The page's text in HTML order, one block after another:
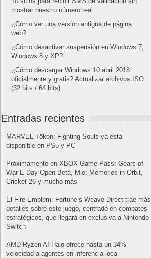
mostrar nuestro número real
¿Cómo ver una versión antigua de página
web?
¿Cómo desactivar suspensión en Windows 7,
Windows 8 y XP?
¿Cómo descargar Windows 10 abril 2018
oficialmente y gratis? Actualizar archivos ISO
(32 bits / 64 bits)
Entradas recientes
MARVEL Tōkon: Fighting Souls ya está
disponible en PS5 y PC
Próximamente en XBOX Game Pass: Gears of
War E-Day Open Beta, Mio: Memories in Orbit,
Cricket 26 y mucho más
El Fire Emblem: Fortune’s Weave Direct trae más
detalles sobre este juego, centrado en combates
estratégicos, que llegará en exclusiva a Nintendo
Switch
AMD Ryzen AI Halo ofrece hasta un 34%
velocidad a agentes en inferencia loca